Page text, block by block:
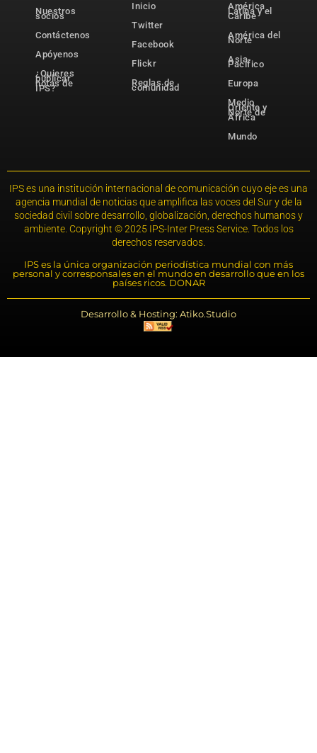
Nuestros
socios
Contáctenos
Apóyenos
¿Quieres
publicar
notas de
IPS?
Inicio
Twitter
Facebook
Flickr
Reglas de
comunidad
América
Latina y el
Caribe
América del
Norte
Asia-
Pacífico
Europa
Medio
Oriente y
Norte de
África
Mundo
IPS es una institución internacional de comunicación cuyo eje es una
agencia mundial de noticias que amplifica las voces del Sur y de la
sociedad civil sobre desarrollo, globalización, derechos humanos y
ambiente. Copyright © 2025 IPS-Inter Press Service. Todos los
derechos reservados.
IPS es la única organización periodística mundial con más
personal y corresponsales en el mundo en desarrollo que en los
países ricos. DONAR
Desarrollo & Hosting: Atiko.Studio